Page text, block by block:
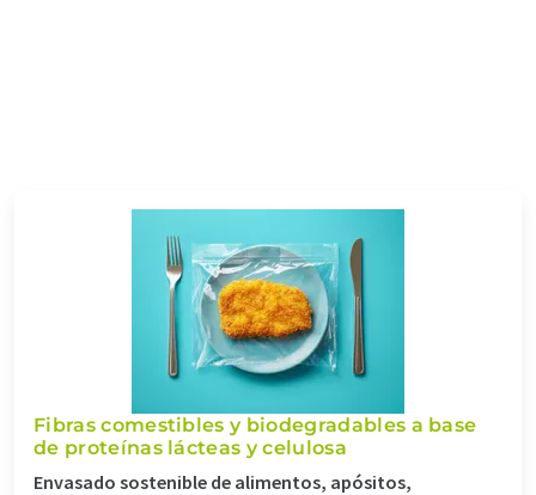
Fibras comestibles y biodegradables a base
de proteínas lácteas y celulosa
Envasado sostenible de alimentos, apósitos,